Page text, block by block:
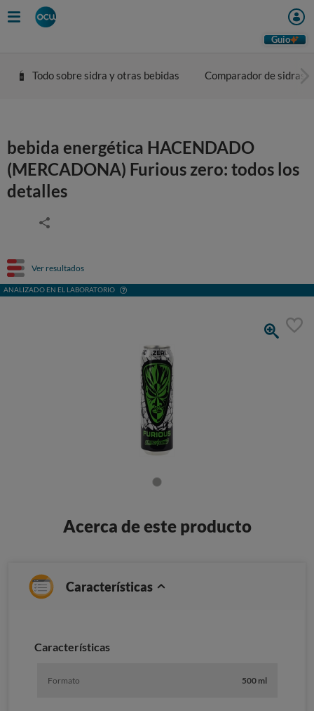
Guio
Todo sobre sidra y otras bebidas Comparador de sidras
bebida energética HACENDADO
(MERCADONA) Furious zero: todos los
detalles
Ver resultados
ANALIZADO EN EL LABORATORIO
Acerca de este producto
Características
Caracterí­sticas
Formato 500 ml